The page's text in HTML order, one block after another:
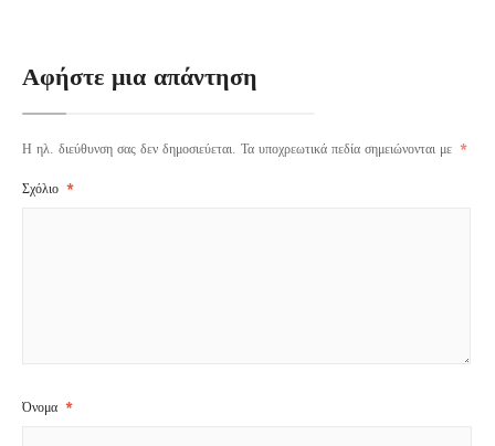
Αφήστε μια απάντηση
Η ηλ. διεύθυνση σας δεν δημοσιεύεται. Τα υποχρεωτικά πεδία σημειώνονται με *
Σχόλιο *
Όνομα *